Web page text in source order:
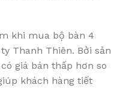
khi mua bộ bàn 4
Thanh Thiên. Bởi sản
giá bán thấp hơn so
khách hàng tiết